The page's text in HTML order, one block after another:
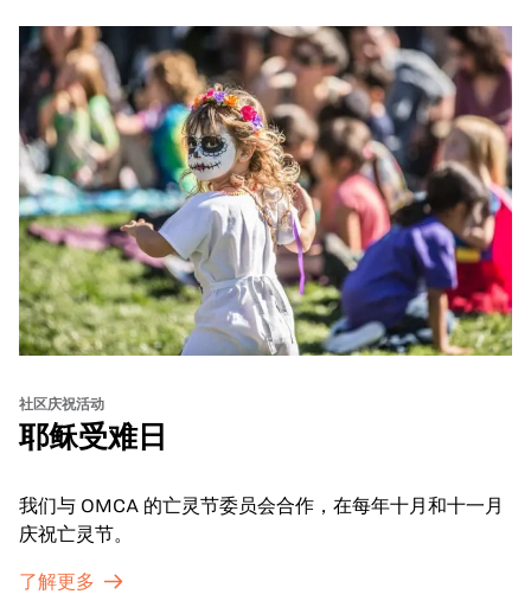
move, make, and connect in celebration of Black culture.
社区庆祝活动
耶稣受难日
我们与 OMCA 的亡灵节委员会合作，在每年十月和十一月
庆祝亡灵节。
了解更多